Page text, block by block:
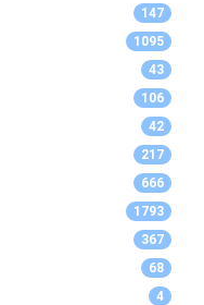
147
1095
43
106
42
217
666
1793
367
68
4